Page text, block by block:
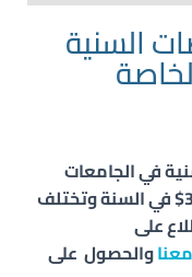
السنية
في الجامعات
التركية الخاصة من 1.500$ حتى 3.500$ في السنة وتختلف
على
والحصول على